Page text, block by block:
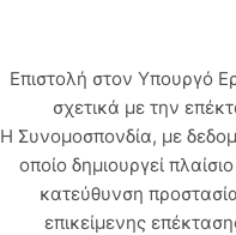
Επιστολή στον Υπουργό
σχετικά με την
Η Συνομοσπονδία, με
οποίο δημιουργεί
κατεύθυνση
επικείμενης